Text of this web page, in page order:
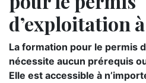
d’exploitation
La formation pour le permis
nécessite aucun prérequis
Elle est accessible à